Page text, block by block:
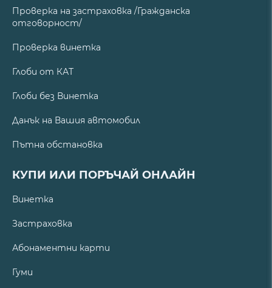
Проверка на застраховка /Гражданска
отговорност/
Проверка винетка
Глоби от КАТ
Глоби без Винетка
Данък на Вашия автомобил
Пътна обстановка
КУПИ ИЛИ ПОРЪЧАЙ ОНЛАЙН
Винетка
Застраховка
Абонаментни карти
Гуми